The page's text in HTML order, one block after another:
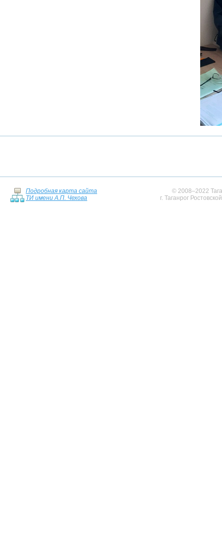
Подробная карта сайта
ТИ имени А.П. Чехова
© 2008–2022
г. Таганрог